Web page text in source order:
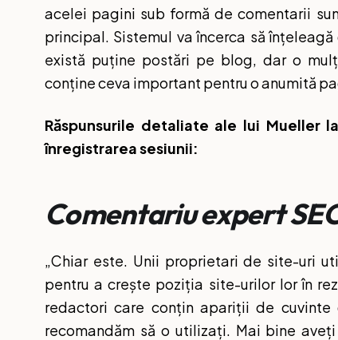
acelei pagini sub formă de comentarii
principal. Sistemul va încerca să
există puține postări pe blog, dar o
conține ceva important pentru o anumită
Răspunsurile detaliate ale lui Mueller
înregistrarea sesiunii:
Comentariu expert
„Chiar este. Unii proprietari de site-uri
pentru a crește poziția site-urilor lor în
redactori care conțin apariții de
recomandăm să o utilizați. Mai bine